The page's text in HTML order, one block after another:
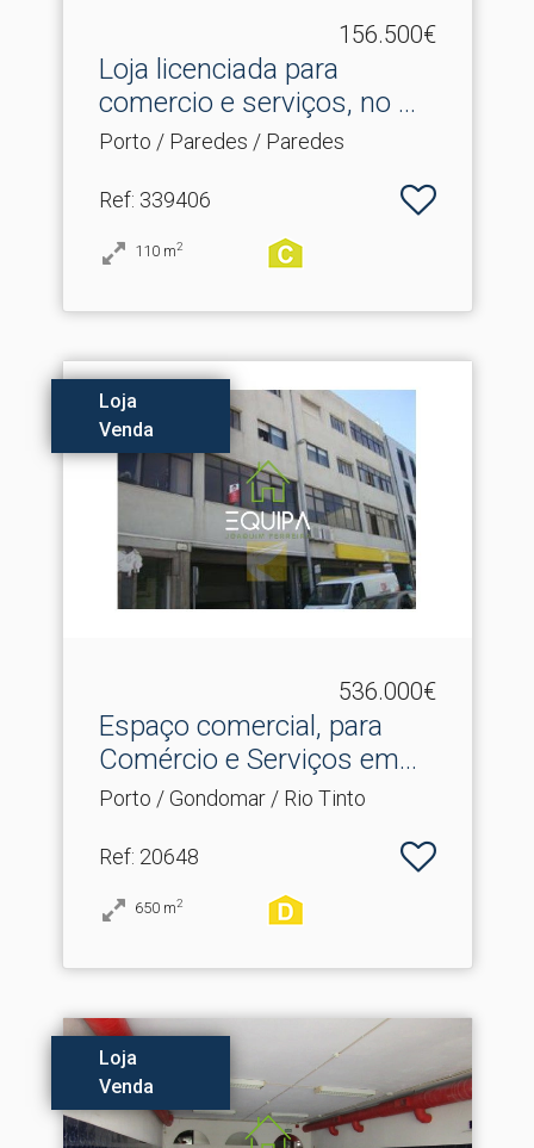
156.500€
Loja licenciada para
comercio e serviços, no .​..
Porto / Paredes / Paredes
Ref: 339406
110 m2
Loja
Venda
536.000€
Espaço comercial, para
Comércio e Serviços em.​..
Porto / Gondomar / Rio Tinto
Ref: 20648
650 m2
Loja
Venda